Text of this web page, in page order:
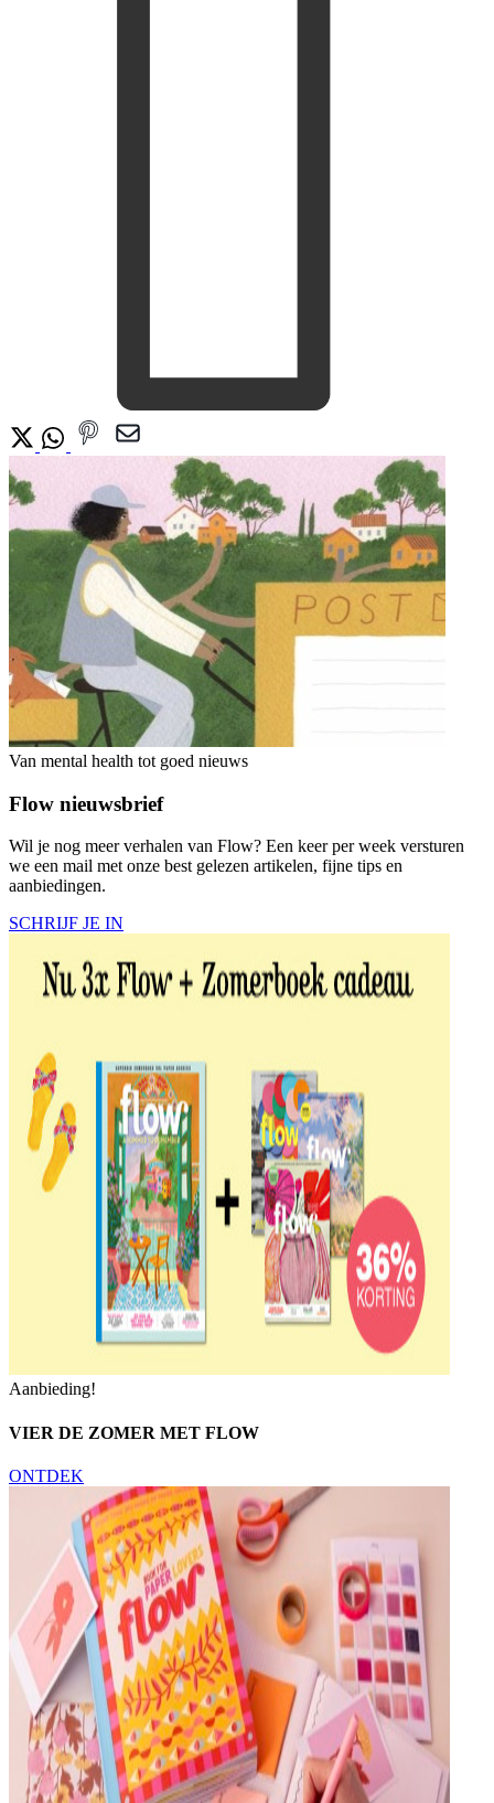
Van mental health tot goed nieuws
Flow nieuwsbrief
Wil je nog meer verhalen van Flow? Een keer per week versturen
we een mail met onze best gelezen artikelen, fijne tips en
aanbiedingen.
SCHRIJF JE IN
Aanbieding!
VIER DE ZOMER MET FLOW
ONTDEK